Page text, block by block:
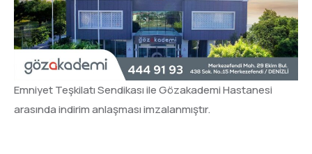
Emniyet Teşkilatı Sendikası ile Gözakademi Hastanesi
arasında indirim anlaşması imzalanmıştır.